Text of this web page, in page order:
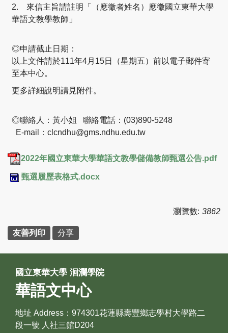
2. 來信主旨請註明「（應徵者姓名）應徵國立東華大學
華語文教學教師」
◎申請截止日期：
以上文件請於111年4月15日（星期五）前以電子郵件寄
至本中心。
更多詳細說明請見附件。
◎聯絡人：黃小姐 聯絡電話：(03)890-5248
E-mail：clcndhu@gms.ndhu.edu.tw
2022年國立東華大學華語文教學儲備教師甄選公告.pdf
甄選履歷表格式.docx
瀏覽數: 3862
友善列印 分享
國立東華大學 洄瀾學院
華語文中心
地址 Address：974301花蓮縣壽豐鄉志學村大學路二
段一號 人社三館D204